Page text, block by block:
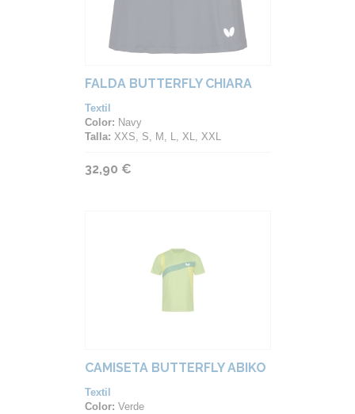
FALDA BUTTERFLY CHIARA
Textil
Color: Navy
Talla: XXS, S, M, L, XL, XXL
32,90 €
CAMISETA BUTTERFLY ABIKO
Textil
Color: Verde